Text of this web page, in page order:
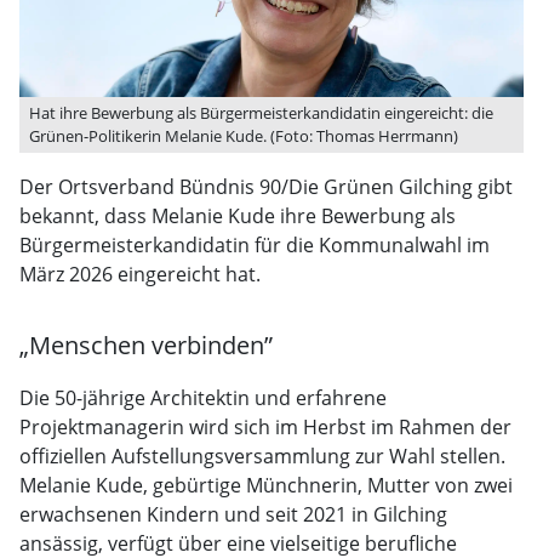
Hat ihre Bewerbung als Bürgermeisterkandidatin eingereicht: die
Grünen-Politikerin Melanie Kude. (Foto: Thomas Herrmann)
Der Ortsverband Bündnis 90/Die Grünen Gilching gibt
bekannt, dass Melanie Kude ihre Bewerbung als
Bürgermeisterkandidatin für die Kommunalwahl im
März 2026 eingereicht hat.
„Menschen verbinden”
Die 50-jährige Architektin und erfahrene
Projektmanagerin wird sich im Herbst im Rahmen der
offiziellen Aufstellungsversammlung zur Wahl stellen.
Melanie Kude, gebürtige Münchnerin, Mutter von zwei
erwachsenen Kindern und seit 2021 in Gilching
ansässig, verfügt über eine vielseitige berufliche